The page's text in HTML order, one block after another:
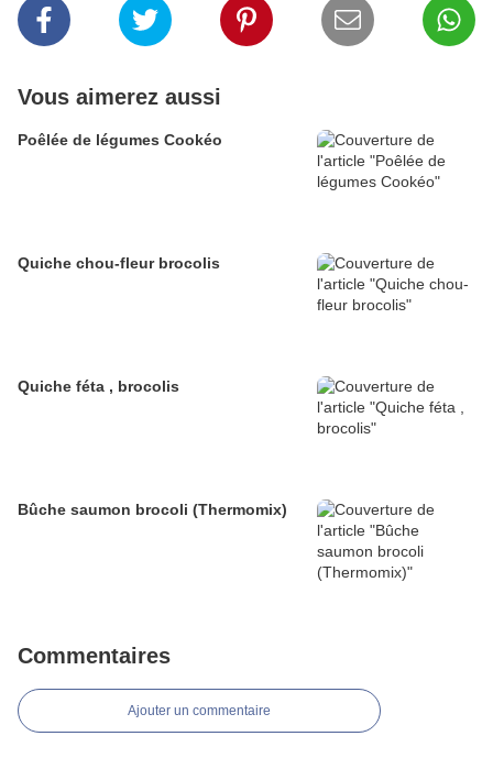
Vous aimerez aussi
Poêlée de légumes Cookéo
Quiche chou-fleur brocolis
Quiche féta , brocolis
Bûche saumon brocoli (Thermomix)
Commentaires
Ajouter un commentaire